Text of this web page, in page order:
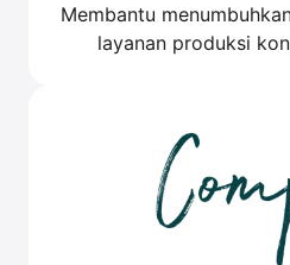
Membantu
layanan produksi